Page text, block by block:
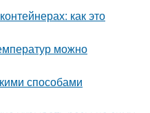
как это
можно
способами